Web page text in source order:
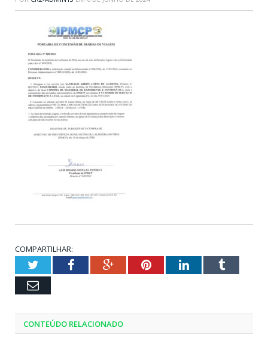
COMPARTILHAR:
TwitterFacebookGoogle+PinterestLinkedInTumblr
Email
CONTEÚDO RELACIONADO